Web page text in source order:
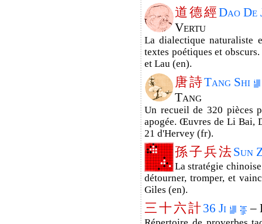
道德經Dao De
Vertu
La dialectique naturaliste
textes poétiques et
et Lau (en).
唐詩Tang Shi
Tang
Un recueil de 320 pièces
apogée. Œuvres de Li Bai,
21 d'Hervey (fr).
孫子兵法Sun
La stratégie
détourner, tromper, et
Giles (en).
三十六計36 Ji –